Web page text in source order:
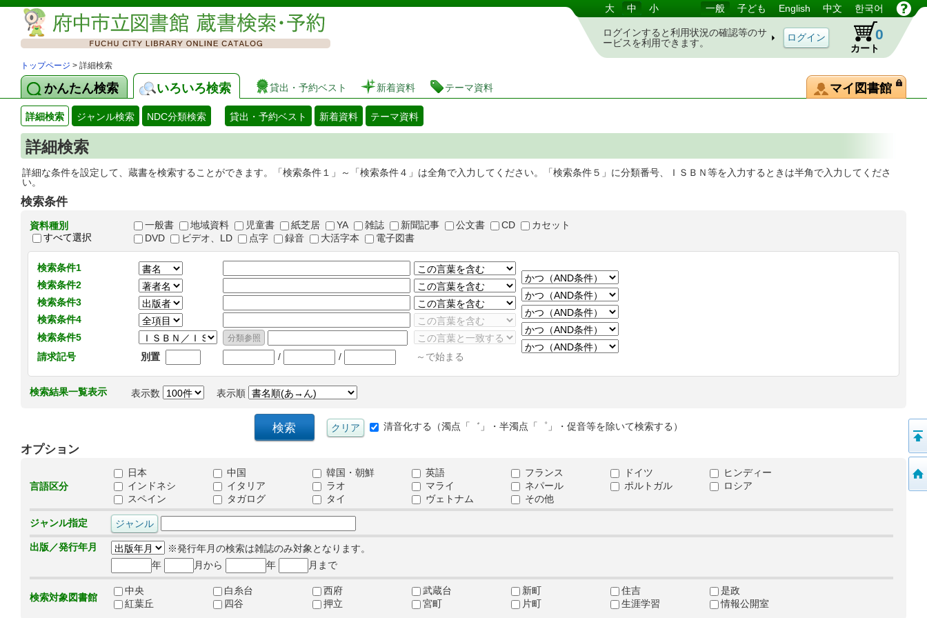
図書館 蔵書検索・予約システム 大 中 小 一般 子ども English 中文 한국어
ログインすると利用状況の確認等のサ
ービスを利用できます。
カート
0
トップページ > 詳細検索
かんたん検索 いろいろ検索 貸出・予約ベスト 新着資料 テーマ資料 マイ図書館
詳細検索 ジャンル検索 NDC分類検索 貸出・予約ベスト 新着資料 テーマ資料
詳細検索
詳細な条件を設定して、蔵書を検索することができます。「検索条件１」～「検索条件４」は全角で入力してください。「検索条件５」に分類番号、ＩＳＢＮ等を入力するときは半角で入力してくださ
い。
検索条件
資料種別
すべて選択
一般書 地域資料 児童書 紙芝居 YA 雑誌 新聞記事 公文書 CD
カセット
DVD
ビデオ、LD 点字 録音 大活字本 電子図書
検索条件1
検索条件2
検索条件3
検索条件4
検索条件5
請求記号
別置 / / ～で始まる
検索結果一覧表示 表示数 表示順
清音化する（濁点「゛」・半濁点「゜」・促音等を除いて検索する）
オプション
言語区分
日本 中国 韓国・朝鮮 英語 フランス ドイツ
ヒンディー
インドネシ
イタリア ラオ マライ ネパール ポルトガル
ロシア
スペイン
タガログ タイ ヴェトナム その他
ジャンル指定
出版／発行年月
※発行年月の検索は雑誌のみ対象となります。
年
月から 年 月まで
検索対象図書館
中央 白糸台 西府 武蔵台 新町 住吉
是政
紅葉丘
四谷 押立 宮町 片町 生涯学習 情報公開室